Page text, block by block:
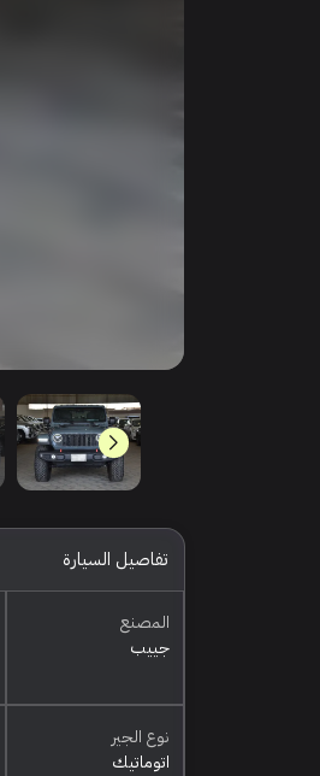
تفاصيل السيارة
المصنع
جييب
نوع الجير
اتوماتيك